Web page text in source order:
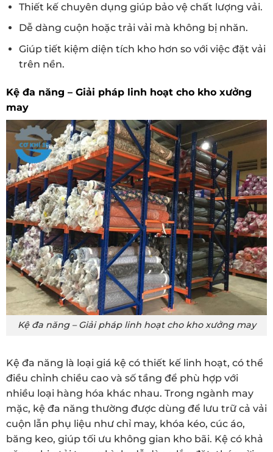
Thiết kế chuyên dụng giúp bảo vệ chất lượng vải.
Dễ dàng cuộn hoặc trải vải mà không bị nhăn.
Giúp tiết kiệm diện tích kho hơn so với việc đặt vải
trên nền.
Kệ đa năng – Giải pháp linh hoạt cho kho xưởng
may
Kệ đa năng – Giải pháp linh hoạt cho kho xưởng may
Kệ đa năng là loại giá kệ có thiết kế linh hoạt, có thể
điều chỉnh chiều cao và số tầng để phù hợp với
nhiều loại hàng hóa khác nhau. Trong ngành may
mặc, kệ đa năng thường được dùng để lưu trữ cả vải
cuộn lẫn phụ liệu như chỉ may, khóa kéo, cúc áo,
băng keo, giúp tối ưu không gian kho bãi. Kệ có khả